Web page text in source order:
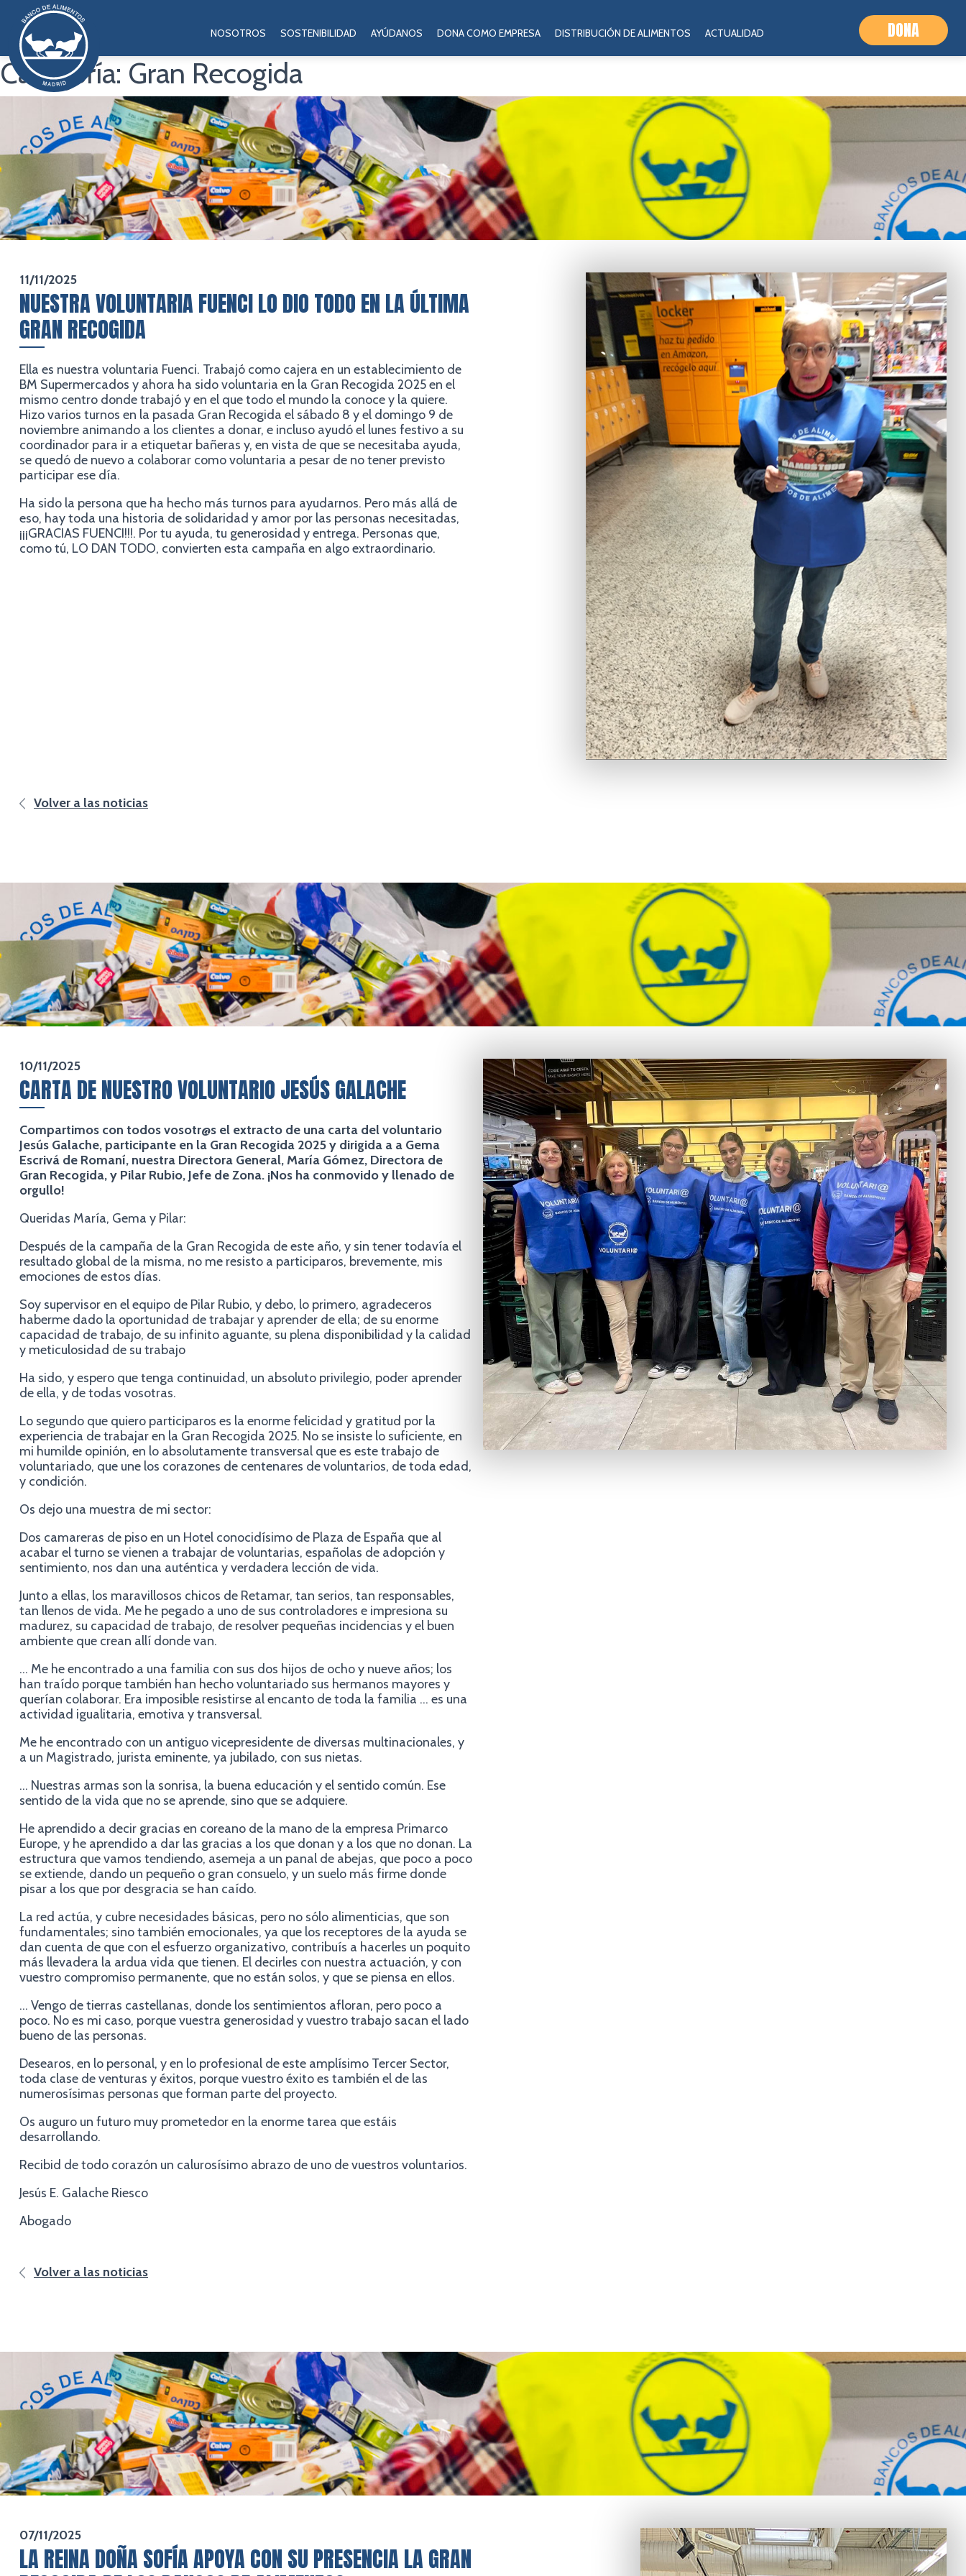
NOSOTROS SOSTENIBILIDAD AYÚDANOS DONA COMO EMPRESA DISTRIBUCIÓN DE ALIMENTOS ACTUALIDAD DONA
Categoría: Gran Recogida
11/11/2025
NUESTRA VOLUNTARIA FUENCI LO DIO TODO EN LA ÚLTIMA
GRAN RECOGIDA
Ella es nuestra voluntaria Fuenci. Trabajó como cajera en un establecimiento de
BM Supermercados y ahora ha sido voluntaria en la Gran Recogida 2025 en el
mismo centro donde trabajó y en el que todo el mundo la conoce y la quiere.
Hizo varios turnos en la pasada Gran Recogida el sábado 8 y el domingo 9 de
noviembre animando a los clientes a donar, e incluso ayudó el lunes festivo a su
coordinador para ir a etiquetar bañeras y, en vista de que se necesitaba ayuda,
se quedó de nuevo a colaborar como voluntaria a pesar de no tener previsto
participar ese día.
Ha sido la persona que ha hecho más turnos para ayudarnos. Pero más allá de
eso, hay toda una historia de solidaridad y amor por las personas necesitadas,
¡¡¡GRACIAS FUENCI!!!. Por tu ayuda, tu generosidad y entrega. Personas que,
como tú, LO DAN TODO, convierten esta campaña en algo extraordinario.
Volver a las noticias
10/11/2025
CARTA DE NUESTRO VOLUNTARIO JESÚS GALACHE
Compartimos con todos vosotr@s el extracto de una carta del voluntario
Jesús Galache, participante en la Gran Recogida 2025 y dirigida a a Gema
Escrivá de Romaní, nuestra Directora General, María Gómez, Directora de
Gran Recogida, y Pilar Rubio, Jefe de Zona. ¡Nos ha conmovido y llenado de
orgullo!
Queridas María, Gema y Pilar:
Después de la campaña de la Gran Recogida de este año, y sin tener todavía el
resultado global de la misma, no me resisto a participaros, brevemente, mis
emociones de estos días.
Soy supervisor en el equipo de Pilar Rubio, y debo, lo primero, agradeceros
haberme dado la oportunidad de trabajar y aprender de ella; de su enorme
capacidad de trabajo, de su infinito aguante, su plena disponibilidad y la calidad
y meticulosidad de su trabajo
Ha sido, y espero que tenga continuidad, un absoluto privilegio, poder aprender
de ella, y de todas vosotras.
Lo segundo que quiero participaros es la enorme felicidad y gratitud por la
experiencia de trabajar en la Gran Recogida 2025. No se insiste lo suficiente, en
mi humilde opinión, en lo absolutamente transversal que es este trabajo de
voluntariado, que une los corazones de centenares de voluntarios, de toda edad,
y condición.
Os dejo una muestra de mi sector:
Dos camareras de piso en un Hotel conocidísimo de Plaza de España que al
acabar el turno se vienen a trabajar de voluntarias, españolas de adopción y
sentimiento, nos dan una auténtica y verdadera lección de vida.
Junto a ellas, los maravillosos chicos de Retamar, tan serios, tan responsables,
tan llenos de vida. Me he pegado a uno de sus controladores e impresiona su
madurez, su capacidad de trabajo, de resolver pequeñas incidencias y el buen
ambiente que crean allí donde van.
… Me he encontrado a una familia con sus dos hijos de ocho y nueve años; los
han traído porque también han hecho voluntariado sus hermanos mayores y
querían colaborar. Era imposible resistirse al encanto de toda la familia … es una
actividad igualitaria, emotiva y transversal.
Me he encontrado con un antiguo vicepresidente de diversas multinacionales, y
a un Magistrado, jurista eminente, ya jubilado, con sus nietas.
… Nuestras armas son la sonrisa, la buena educación y el sentido común. Ese
sentido de la vida que no se aprende, sino que se adquiere.
He aprendido a decir gracias en coreano de la mano de la empresa Primarco
Europe, y he aprendido a dar las gracias a los que donan y a los que no donan. La
estructura que vamos tendiendo, asemeja a un panal de abejas, que poco a poco
se extiende, dando un pequeño o gran consuelo, y un suelo más firme donde
pisar a los que por desgracia se han caído.
La red actúa, y cubre necesidades básicas, pero no sólo alimenticias, que son
fundamentales; sino también emocionales, ya que los receptores de la ayuda se
dan cuenta de que con el esfuerzo organizativo, contribuís a hacerles un poquito
más llevadera la ardua vida que tienen. El decirles con nuestra actuación, y con
vuestro compromiso permanente, que no están solos, y que se piensa en ellos.
… Vengo de tierras castellanas, donde los sentimientos afloran, pero poco a
poco. No es mi caso, porque vuestra generosidad y vuestro trabajo sacan el lado
bueno de las personas.
Desearos, en lo personal, y en lo profesional de este amplísimo Tercer Sector,
toda clase de venturas y éxitos, porque vuestro éxito es también el de las
numerosísimas personas que forman parte del proyecto.
Os auguro un futuro muy prometedor en la enorme tarea que estáis
desarrollando.
Recibid de todo corazón un calurosísimo abrazo de uno de vuestros voluntarios.
Jesús E. Galache Riesco
Abogado
Volver a las noticias
07/11/2025
LA REINA DOÑA SOFÍA APOYA CON SU PRESENCIA LA GRAN